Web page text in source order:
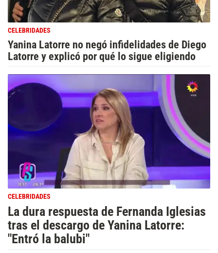
CELEBRIDADES
Yanina Latorre no negó infidelidades de Diego
Latorre y explicó por qué lo sigue eligiendo
CELEBRIDADES
La dura respuesta de Fernanda Iglesias
tras el descargo de Yanina Latorre:
"Entró la balubi"